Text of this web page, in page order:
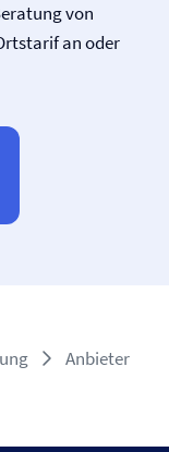
von
an oder
Anbieter